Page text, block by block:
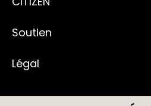
Soutien
Légal